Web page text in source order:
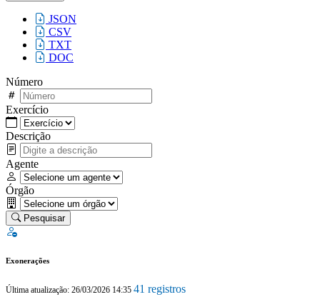
JSON
CSV
TXT
DOC
Número
Exercício
Descrição
Agente
Órgão
Pesquisar
Exonerações
Última atualização: 26/03/2026 14:35 41 registros